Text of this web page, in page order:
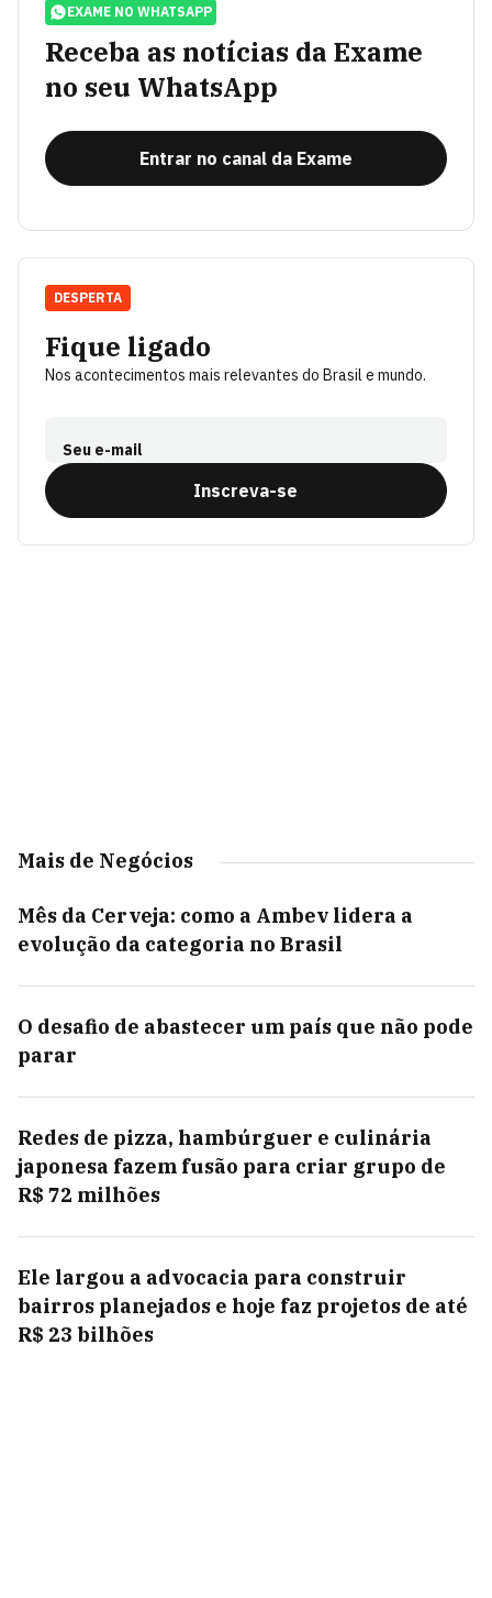
EXAME NO WHATSAPP
Receba as notícias da Exame
no seu WhatsApp
Entrar no canal da Exame
Fique ligado
Nos acontecimentos mais relevantes do Brasil e mundo.
Seu e-mail
Inscreva-se
DESPERTA
Mais de Negócios
Mês da Cerveja: como a Ambev lidera a
evolução da categoria no Brasil
O desafio de abastecer um país que não pode
parar
Redes de pizza, hambúrguer e culinária
japonesa fazem fusão para criar grupo de
R$ 72 milhões
Ele largou a advocacia para construir
bairros planejados e hoje faz projetos de até
R$ 23 bilhões